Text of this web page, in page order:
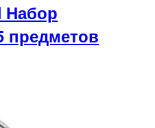
Набор